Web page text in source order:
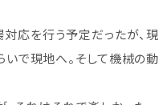
応を行う予定だったが、現
で現地へ。そして機械の動